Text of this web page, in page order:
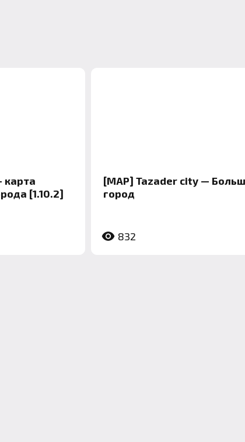
карта
[1.10.2]
[MAP] Tazader city —
город
832